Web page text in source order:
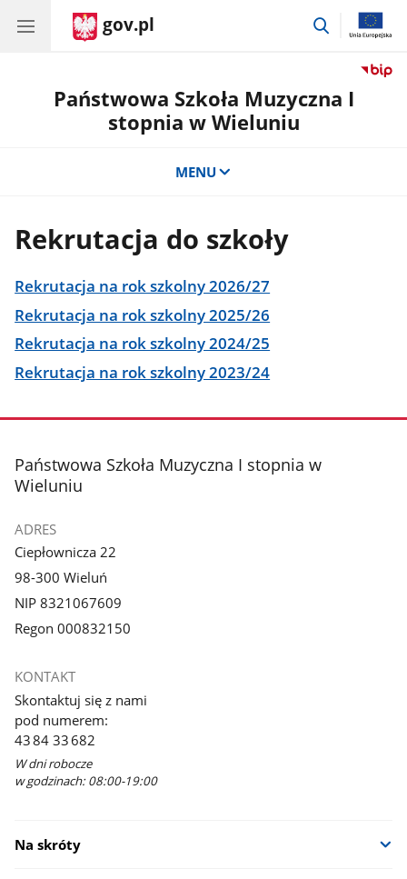
gov.pl
przejdź
Państwowa Szkoła Muzyczna I
stopnia w Wieluniu
MENU
Rekrutacja do szkoły
Rekrutacja na rok szkolny 2026/27
Rekrutacja na rok szkolny 2025/26
Rekrutacja na rok szkolny 2024/25
Rekrutacja na rok szkolny 2023/24
stopka
Państwowa Szkoła Muzyczna I stopnia w
Wieluniu
ADRES
Ciepłownicza 22
98-300 Wieluń
NIP 8321067609
Regon 000832150
KONTAKT
Skontaktuj się z nami
pod numerem:
43 84 33 682
W dni robocze
w godzinach: 08:00-19:00
Na skróty